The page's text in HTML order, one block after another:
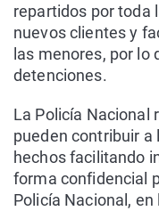
repartidos por toda
nuevos clientes y
las menores, por lo
detenciones.
La Policía Nacional
pueden contribuir a
hechos facilitando
forma confidencial
Policía Nacional,